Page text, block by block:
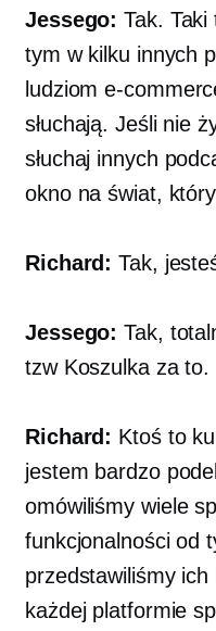
Jessego: Tak.
tym w kilku innych
ludziome-
słuchają. Jeśli nie
słuchaj innych
okno na świat,
Richard: Tak,
Jessego: Tak,
tzw Koszulkaza to.
Richard: Ktoś to
jestem bardzo
omówiliśmy wiele
funkcjonalności od
przedstawiliśmy
każdej platformie